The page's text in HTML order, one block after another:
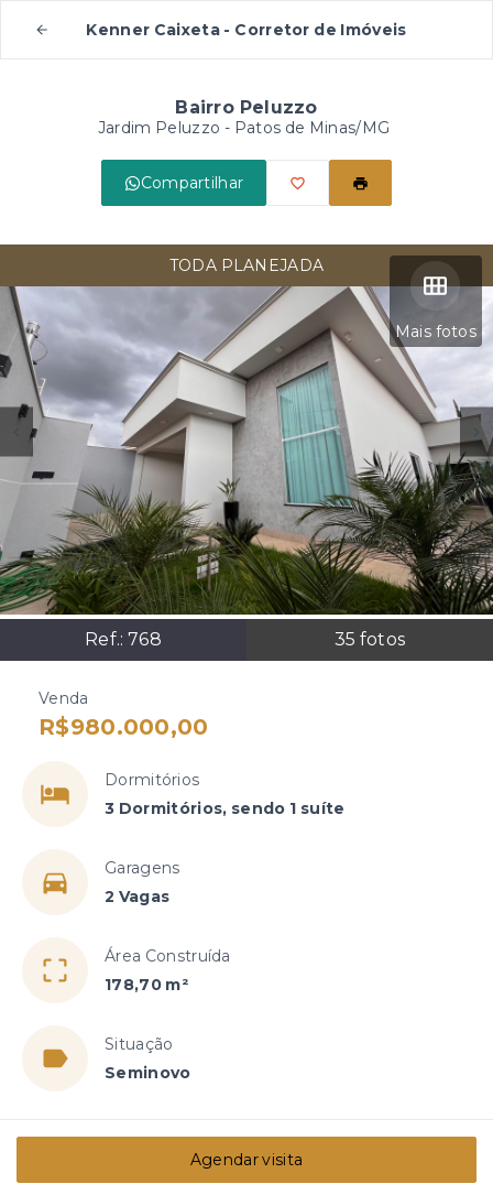
Kenner Caixeta - Corretor de Imóveis
Bairro Peluzzo
Jardim Peluzzo - Patos de Minas/MG
Compartilhar
Mais fotos
Ref.:768 35 fotos
TODA PLANEJADA
Venda
R$980.000,00
Dormitórios
3 Dormitórios, sendo 1 suíte
Garagens
2 Vagas
Área Construída
178,70 m²
Situação
Seminovo
Agendar visita